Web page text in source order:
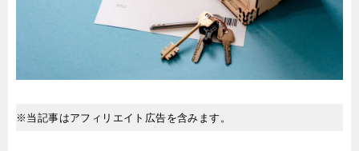
※当記事はアフィリエイト広告を含みます。